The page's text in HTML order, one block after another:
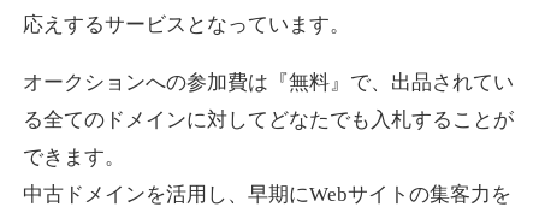
応えするサービスとなっています。
オークションへの参加費は『無料』で、出品されてい
る全てのドメインに対してどなたでも入札することが
できます。
中古ドメインを活用し、早期にWebサイトの集客力を